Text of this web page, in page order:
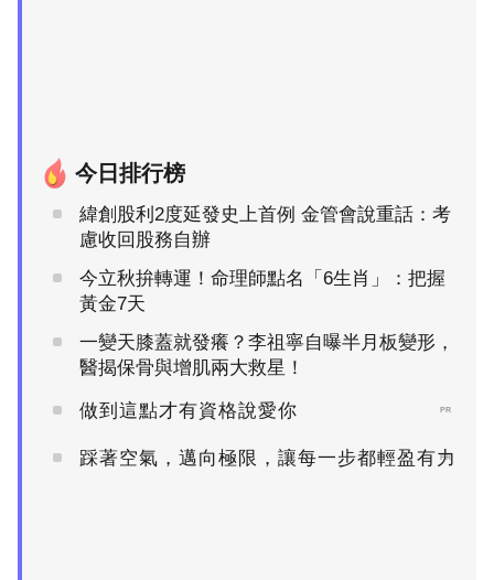
今日排行榜
緯創股利2度延發史上首例 金管會說重話：考
慮收回股務自辦
今立秋拚轉運！命理師點名「6生肖」：把握
黃金7天
一變天膝蓋就發癢？李祖寧自曝半月板變形，
醫揭保骨與增肌兩大救星！
做到這點才有資格說愛你 PR
踩著空氣，邁向極限，讓每一步都輕盈有力
PR